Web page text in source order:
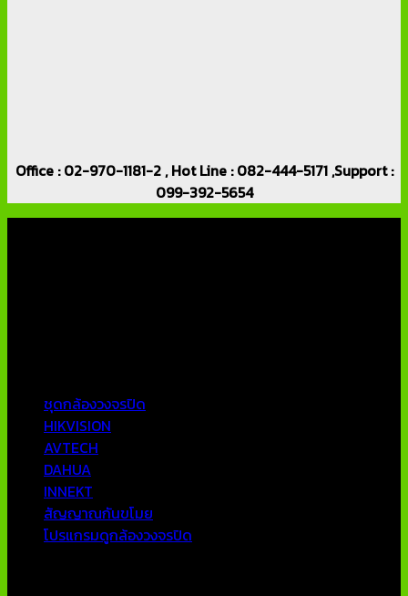
Office : 02-970-1181-2 , Hot Line : 082-444-5171 ,Support :
099-392-5654
ชุดกล้องวงจรปิด
HIKVISION
AVTECH
DAHUA
INNEKT
สัญญาณกันขโมย
โปรแกรมดูกล้องวงจรปิด